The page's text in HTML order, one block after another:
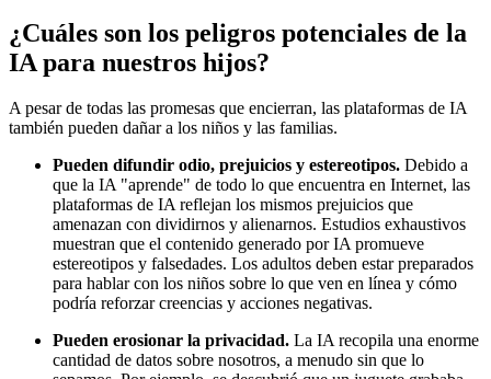
¿Cuáles son los peligros potenciales de la
IA para nuestros hijos?
A pesar de todas las promesas que encierran, las plataformas de IA
también pueden dañar a los niños y las familias.
Pueden difundir odio, prejuicios y estereotipos. Debido a
que la IA "aprende" de todo lo que encuentra en Internet, las
plataformas de IA reflejan los mismos prejuicios que
amenazan con dividirnos y alienarnos. Estudios exhaustivos
muestran que el contenido generado por IA promueve
estereotipos y falsedades. Los adultos deben estar preparados
para hablar con los niños sobre lo que ven en línea y cómo
podría reforzar creencias y acciones negativas.
Pueden erosionar la privacidad. La IA recopila una enorme
cantidad de datos sobre nosotros, a menudo sin que lo